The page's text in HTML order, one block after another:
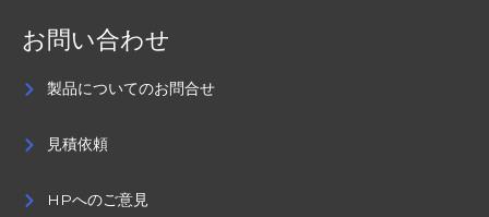
お問い合わせ
製品についてのお問合せ
見積依頼
HPへのご意見